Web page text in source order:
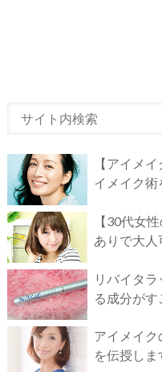
【アイメ
イメイク術
【30代女
ありで大人
リバイタ
る成分がす
アイメイ
を伝授しま